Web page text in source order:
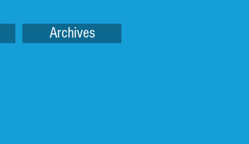
Archives